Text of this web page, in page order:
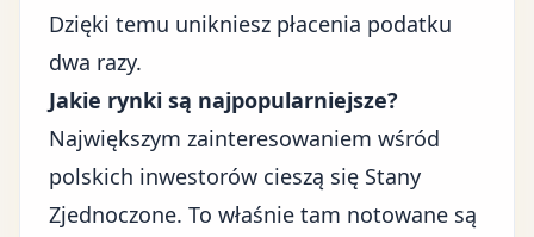
Dzięki temu unikniesz płacenia podatku
dwa razy.
Jakie rynki są najpopularniejsze?
Największym zainteresowaniem wśród
polskich inwestorów cieszą się Stany
Zjednoczone. To właśnie tam notowane są